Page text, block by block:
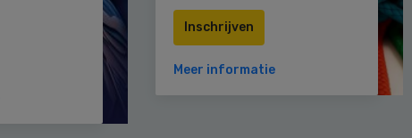
Inschrijven
Meer informatie